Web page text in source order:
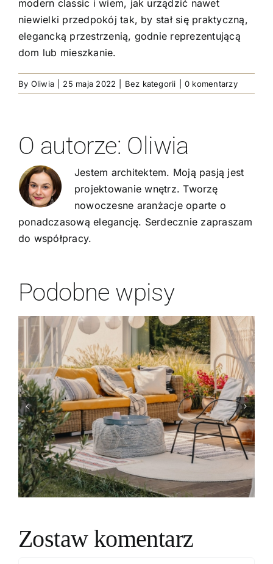
modern classic i wiem, jak urządzić nawet
niewielki przedpokój tak, by stał się praktyczną,
elegancką przestrzenią, godnie reprezentującą
dom lub mieszkanie.
By Oliwia 25 maja 2022 Bez kategorii 0 komentarzy
O autorze: Oliwia
Jestem architektem. Moją pasją jest
projektowanie wnętrz. Tworzę
nowoczesne aranżacje oparte o
ponadczasową elegancję. Serdecznie zapraszam
do współpracy.
Podobne wpisy
Czym jest styl
modern classic?
Dowiedz się więcej!
Zostaw komentarz